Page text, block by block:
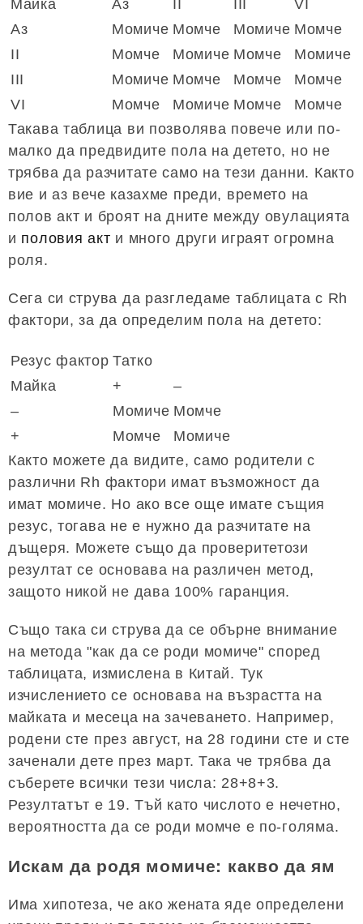
Майка
Аз II III
VI
Аз
Момиче Момче Момиче Момче
II
Момче Момиче Момче
Момиче
III
Момиче Момче Момче
Момче
VI
Момче Момиче Момче
Момче
Такава таблица ви позволява повече или по-
малко да предвидите пола на детето, но не
трябва да разчитате само на тези данни. Както
вие и аз вече казахме преди, времето на
полов акт и броят на дните между овулацията
и половия акт и много други играят огромна
роля.
Сега си струва да разгледаме таблицата с Rh
фактори, за да определим пола на детето:
Резус фактор Татко
Майка
+
–
–
Момиче Момче
+
Момче
Момиче
Както можете да видите, само родители с
различни Rh фактори имат възможност да
имат момиче. Но ако все още имате същия
резус, тогава не е нужно да разчитате на
дъщеря. Можете също да проверитетози
резултат се основава на различен метод,
защото никой не дава 100% гаранция.
Също така си струва да се обърне внимание
на метода "как да се роди момиче" според
таблицата, измислена в Китай. Тук
изчислението се основава на възрастта на
майката и месеца на зачеването. Например,
родени сте през август, на 28 години сте и сте
заченали дете през март. Така че трябва да
съберете всички тези числа: 28+8+3.
Резултатът е 19. Тъй като числото е нечетно,
вероятността да се роди момче е по-голяма.
Искам да родя момиче: какво да ям
Има хипотеза, че ако жената яде определени